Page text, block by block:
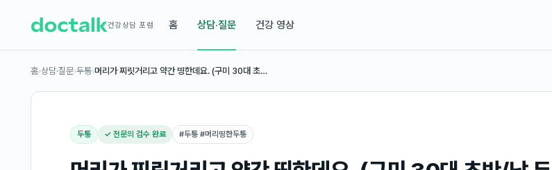
건강상담 포럼 홈 상담·질문 건강 영상
홈›상담·질문›두통›머리가 찌릿거리고 약간 띵한데요. (구미 30대 초…
두통 ✓ 전문의 검수 완료 #두통 #머리띵한두통